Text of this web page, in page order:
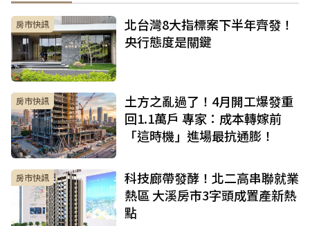
房市快訊
北台灣8大指標案下半年齊發！
央行態度是關鍵
房市快訊
土方之亂過了！4月開工爆發重
回1.1萬戶 專家：成本轉嫁前
「這時機」進場最抗通膨！
房市快訊
科技廊帶發酵！北二高串聯就業
熱區 大溪房市3字頭成置產新熱
點